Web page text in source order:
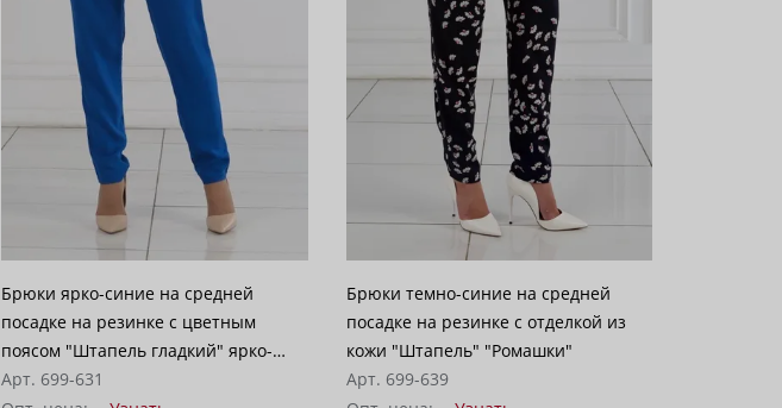
Брюки ярко-синие на средней
посадке на резинке с цветным
поясом "Штапель гладкий" ярко-
синий
Арт. 699-631
Брюки темно-синие на средней
посадке на резинке с отделкой из
кожи "Штапель" "Ромашки"
Арт. 699-639